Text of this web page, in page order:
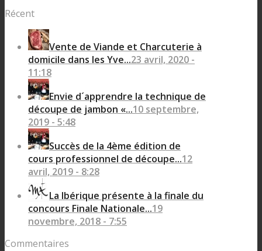
Récent
Vente de Viande et Charcuterie à
domicile dans les Yve...23 avril, 2020 -
11:18
Envie d´apprendre la technique de
découpe de jambon «...10 septembre,
2019 - 5:48
Succès de la 4ème édition de
cours professionnel de découpe...12
avril, 2019 - 8:28
La Ibérique présente à la finale du
concours Finale Nationale...19
novembre, 2018 - 7:55
Commentaires